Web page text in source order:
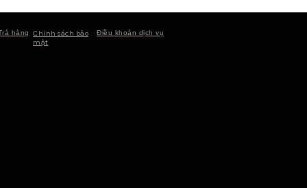
hàng
Chính sách bảo
mật
Điều khoản dịch vụ